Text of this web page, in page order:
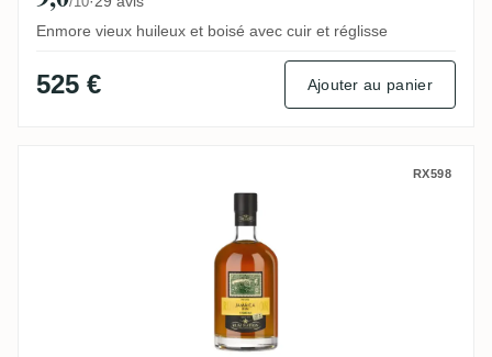
Enmore vieux huileux et boisé avec cuir et réglisse
525 € Ajouter au panier
Rum Nation Worthy Park Jamaica 5RX598